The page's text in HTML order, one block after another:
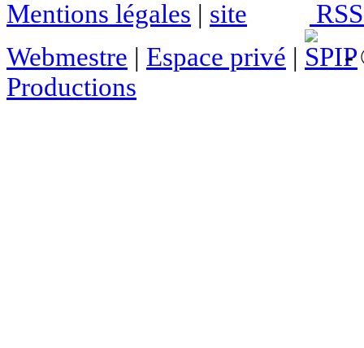
Mentions légales |
Webmestre | Espace privé |
-
Productions